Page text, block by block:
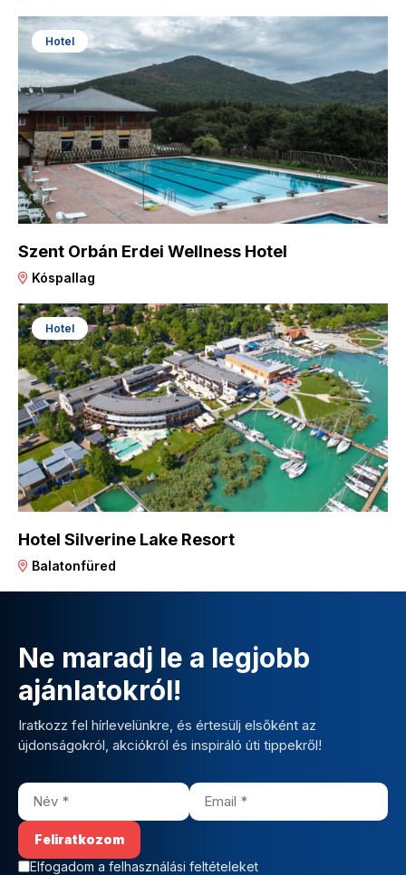
Hotel
Szent Orbán Erdei Wellness Hotel
Kóspallag
Hotel
Hotel Silverine Lake Resort
Balatonfüred
Ne maradj le a legjobb
ajánlatokról!
Iratkozz fel hírlevelünkre, és értesülj elsőként az
újdonságokról, akciókról és inspiráló úti tippekről!
Elfogadom a felhasználási feltételeket